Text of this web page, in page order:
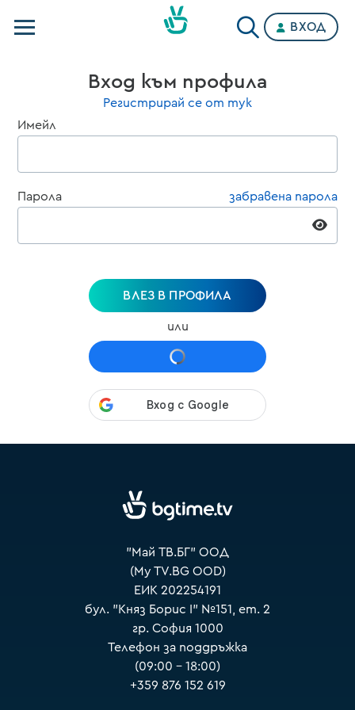
Категории
ВХОД
Вход към профила
Регистрирай се от тук
Имейл
Парола забравена парола
ВЛЕЗ В ПРОФИЛА
или
"Май ТВ.БГ" ООД
(My TV.BG OOD)
ЕИК 202254191
бул. "Княз Борис I" №151, ет. 2
гр. София 1000
Телефон за поддръжка
(09:00 – 18:00)
+359 876 152 619